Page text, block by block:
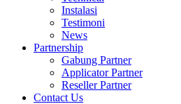
Instalasi
Testimoni
News
Partnership
Gabung Partner
Applicator Partner
Reseller Partner
Contact Us